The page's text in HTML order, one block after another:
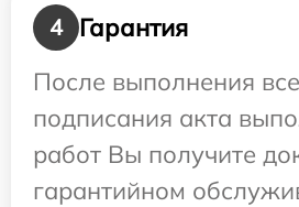
4
Гарантия
После выполнения
подписания акта
работ Вы получите
гарантийном